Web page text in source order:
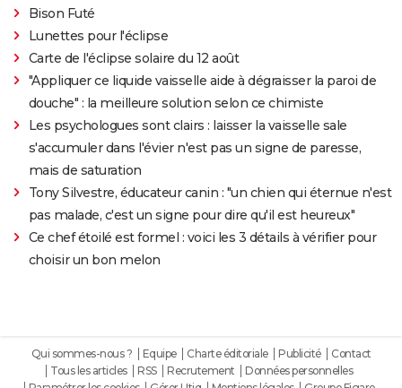
Bison Futé
Lunettes pour l'éclipse
Carte de l'éclipse solaire du 12 août
"Appliquer ce liquide vaisselle aide à dégraisser la paroi de
douche" : la meilleure solution selon ce chimiste
Les psychologues sont clairs : laisser la vaisselle sale
s'accumuler dans l'évier n'est pas un signe de paresse,
mais de saturation
Tony Silvestre, éducateur canin : "un chien qui éternue n'est
pas malade, c'est un signe pour dire qu'il est heureux"
Ce chef étoilé est formel : voici les 3 détails à vérifier pour
choisir un bon melon
Qui sommes-nous ? Equipe Charte éditoriale Publicité
Contact
Tous les articles
RSS Recrutement
Données personnelles